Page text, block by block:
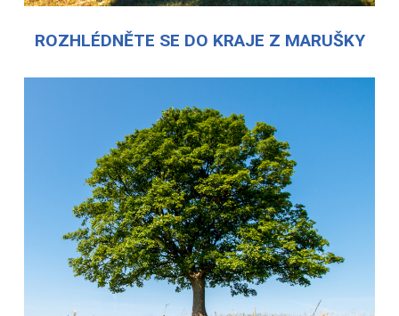
ROZHLÉDNĚTE SE DO KRAJE Z MARUŠKY